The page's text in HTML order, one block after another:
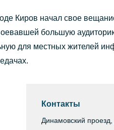
Киров начал свое
большую
для местных жителей
Контакты
Динамовский проезд,